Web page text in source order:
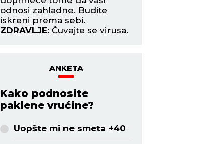
odnosi zahladne. Budite
iskreni prema sebi.
ZDRAVLJE: Čuvajte se virusa.
ANKETA
Kako podnosite
paklene vrućine?
Uopšte mi ne smeta +40